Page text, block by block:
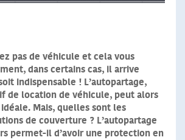
pas de véhicule et cela vous
dans certains cas, il arrive
indispensable ! L’autopartage,
de location de véhicule, peut alors
Mais, quelles sont les
de couverture ? L’autopartage
permet-il d’avoir une protection en